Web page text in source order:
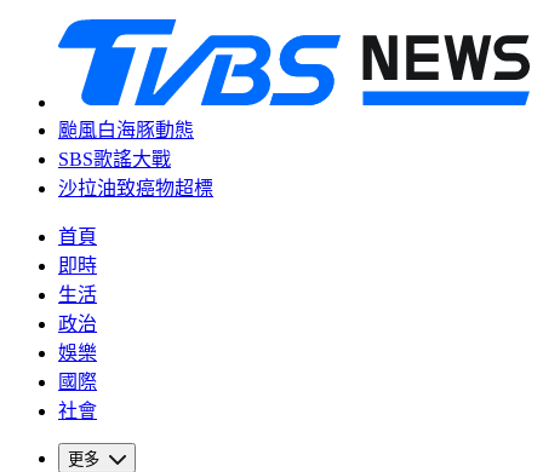
颱風白海豚動態
SBS歌謠大戰
沙拉油致癌物超標
首頁
即時
生活
政治
娛樂
國際
社會
更多